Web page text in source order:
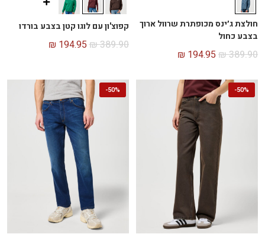
חולצת ג׳ינס מכופתרת שרוול ארוך
בצבע כחול
₪389.90
₪ 194.95
קפוצ'ון עם לוגו קטן בצבע בורדו
₪389.90
₪ 194.95
50%
-
50%
-